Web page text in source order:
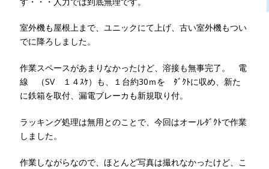
室外機も屋根上まで、ユニックにて上げ、古い室外機もつい
でに降ろしました。
作業スペースがあまりなかったけど、溶接も無事完了。 電
線 （SV １４ｽｹ）も、１台約30ｍを ﾀﾞｸﾄに収め、新た
に鉄箱を取付、漏電ブレーカも新規取り付。
ラッキング処理は無用とのことで、今回はオールﾀﾞｸﾄで作業
しました。
作業しながらなので、ほとんど写真は撮れなかったけど、こ